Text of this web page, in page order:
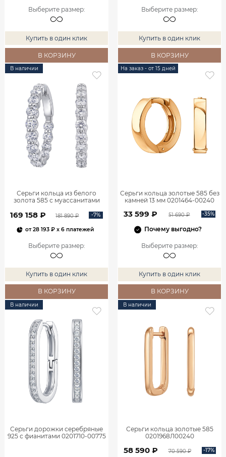
Выберите размер:
Купить в один клик
В КОРЗИНУ
Выберите размер:
Купить в один клик
В КОРЗИНУ
В наличии
Серьги кольца из белого
золота 585 с муассанитами
169 158 ₽ 181 890 ₽ -7%
от28 193 ₽ x 6 платежей
Выберите размер:
Купить в один клик
В КОРЗИНУ
На заказ - от 15 дней
Серьги кольца золотые 585 без
камней 13 мм 0201464-00240
33 599 ₽ 51 690 ₽ -35%
Почему выгодно?
Выберите размер:
Купить в один клик
В КОРЗИНУ
В наличии
Серьги дорожки серебряные
925 с фианитами 0201710-00775
В наличии
Серьги кольца золотые 585
0201968Л00240
58 590 ₽ 70 590 ₽ -17%